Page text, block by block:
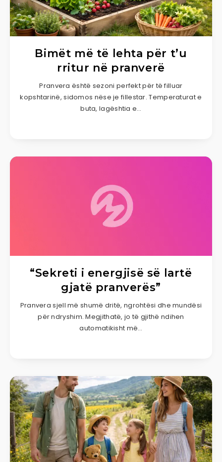
Bimët më të lehta për t’u
rritur në pranverë
Pranvera është sezoni perfekt për të filluar
kopshtarinë, sidomos nëse je fillestar. Temperaturat e
buta, lagështia e…
“Sekreti i energjisë së lartë
gjatë pranverës”
Pranvera sjell më shumë dritë, ngrohtësi dhe mundësi
për ndryshim. Megjithatë, jo të gjithë ndihen
automatikisht më…